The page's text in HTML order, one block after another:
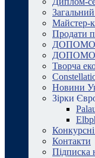
Майстер-
Продати
Творча
Новини
Зірки
Контакти
Підписка